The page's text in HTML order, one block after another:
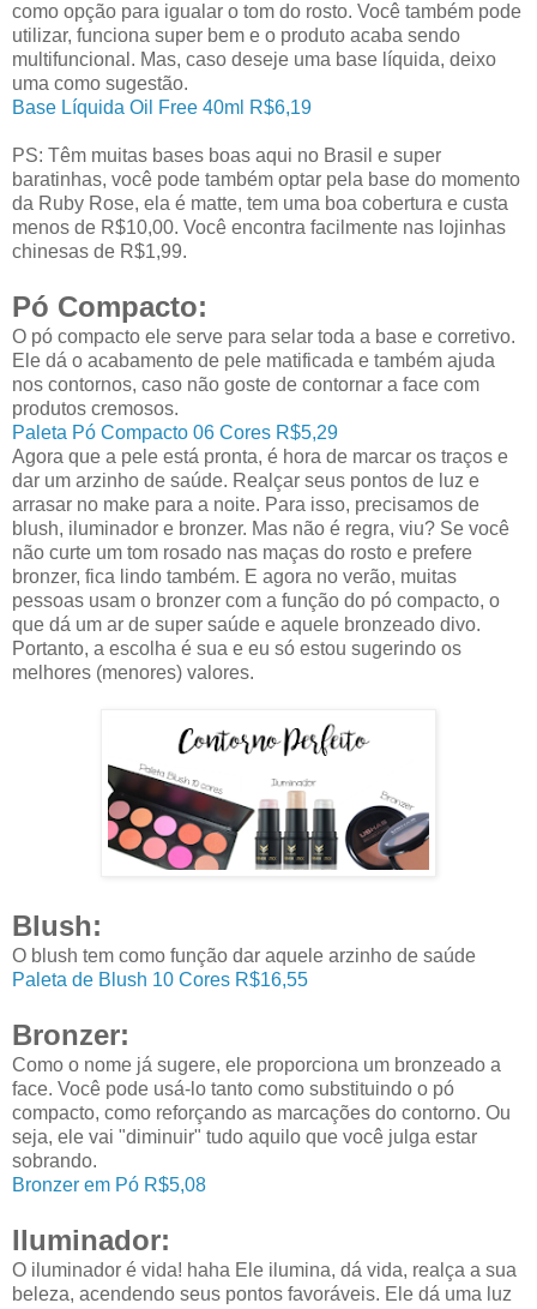
como opção para igualar o tom do rosto. Você também pode
utilizar, funciona super bem e o produto acaba sendo
multifuncional. Mas, caso deseje uma base líquida, deixo
uma como sugestão.
Base Líquida Oil Free 40ml R$6,19
PS: Têm muitas bases boas aqui no Brasil e super
baratinhas, você pode também optar pela base do momento
da Ruby Rose, ela é matte, tem uma boa cobertura e custa
menos de R$10,00. Você encontra facilmente nas lojinhas
chinesas de R$1,99.
Pó Compacto:
O pó compacto ele serve para selar toda a base e corretivo.
Ele dá o acabamento de pele matificada e também ajuda
nos contornos, caso não goste de contornar a face com
produtos cremosos.
Paleta Pó Compacto 06 Cores R$5,29
Agora que a pele está pronta, é hora de marcar os traços e
dar um arzinho de saúde. Realçar seus pontos de luz e
arrasar no make para a noite. Para isso, precisamos de
blush, iluminador e bronzer. Mas não é regra, viu? Se você
não curte um tom rosado nas maças do rosto e prefere
bronzer, fica lindo também. E agora no verão, muitas
pessoas usam o bronzer com a função do pó compacto, o
que dá um ar de super saúde e aquele bronzeado divo.
Portanto, a escolha é sua e eu só estou sugerindo os
melhores (menores) valores.
Blush:
O blush tem como função dar aquele arzinho de saúde
Paleta de Blush 10 Cores R$16,55
Bronzer:
Como o nome já sugere, ele proporciona um bronzeado a
face. Você pode usá-lo tanto como substituindo o pó
compacto, como reforçando as marcações do contorno. Ou
seja, ele vai "diminuir" tudo aquilo que você julga estar
sobrando.
Bronzer em Pó R$5,08
Iluminador:
O iluminador é vida! haha Ele ilumina, dá vida, realça a sua
beleza, acendendo seus pontos favoráveis. Ele dá uma luz